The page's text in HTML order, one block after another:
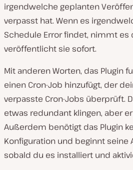
irgendwelche geplanten
verpasst hat. Wenn es
Schedule Error findet, nimmt es
veröffentlicht sie sofort.
Mit anderen Worten, das Plugin
einen Cron-Job hinzufügt, der
verpasste Cron-Jobs überprüft.
etwas redundant klingen, aber
Außerdem benötigt das Plugin
Konfiguration und beginnt seine
sobald du es installiert und